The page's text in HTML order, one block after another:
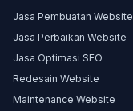
Jasa Pembuatan Website
Jasa Perbaikan Website
Jasa Optimasi SEO
Redesain Website
Maintenance Website